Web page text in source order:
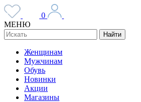
0
МЕНЮ
Найти
Женщинам
Мужчинам
Обувь
Новинки
Акции
Магазины